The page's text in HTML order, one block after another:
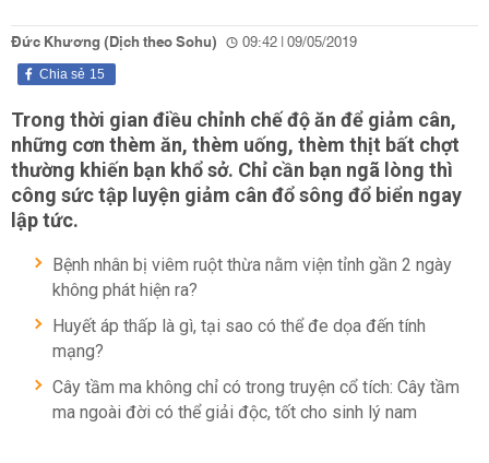
Đức Khương (Dịch theo Sohu) 09:42 | 09/05/2019
15
Chia sẻ
Trong thời gian điều chỉnh chế độ ăn để giảm cân,
những cơn thèm ăn, thèm uống, thèm thịt bất chợt
thường khiến bạn khổ sở. Chỉ cần bạn ngã lòng thì
công sức tập luyện giảm cân đổ sông đổ biển ngay
lập tức.
Bệnh nhân bị viêm ruột thừa nằm viện tỉnh gần 2 ngày
không phát hiện ra?
Huyết áp thấp là gì, tại sao có thể đe dọa đến tính
mạng?
Cây tầm ma không chỉ có trong truyện cổ tích: Cây tầm
ma ngoài đời có thể giải độc, tốt cho sinh lý nam